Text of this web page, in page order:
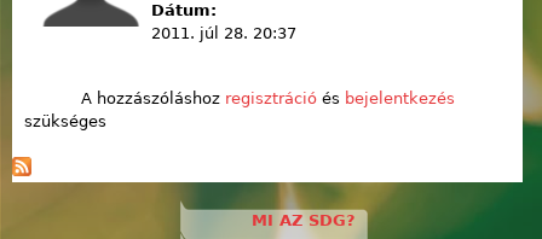
Dátum:
2011. júl 28. 20:37
A hozzászóláshoz regisztrációés bejelentkezés
szükséges
MI AZ SDG?